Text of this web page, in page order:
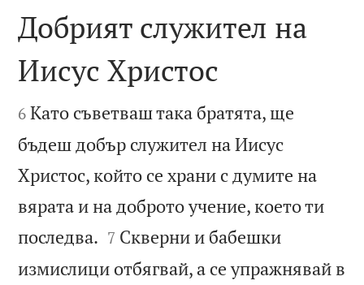

Добрият служител на
Иисус Христос

6 Като съветваш така братята, ще
бъдеш добър служител на Иисус
Христос, който се храни с думите на
вярата и на доброто учение, което ти
последва. 

7 Скверни и бабешки
измислици отбягвай, а се упражнявай в